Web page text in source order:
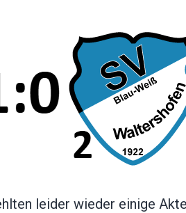
leider wieder einige